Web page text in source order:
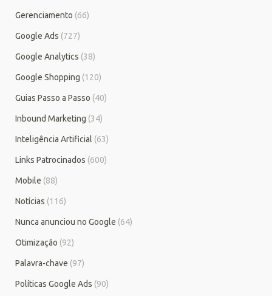
Gerenciamento (66)
Google Ads (727)
Google Analytics (38)
Google Shopping (120)
Guias Passo a Passo (40)
Inbound Marketing (34)
Inteligência Artificial (63)
Links Patrocinados (600)
Mobile (88)
Notícias (116)
Nunca anunciou no Google (64)
Otimização (92)
Palavra-chave (97)
Políticas Google Ads (90)